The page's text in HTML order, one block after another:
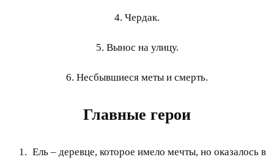
4. Чердак.
5. Вынос на улицу.
6. Несбывшиеся меты и смерть.
Главные герои
Ель – деревце, которое имело мечты, но оказалось в